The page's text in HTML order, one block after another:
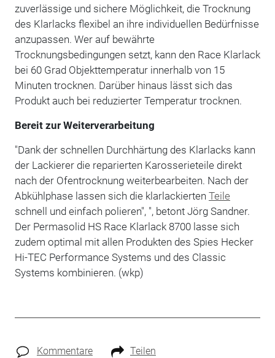
zuverlässige und sichere Möglichkeit, die Trocknung
des Klarlacks flexibel an ihre individuellen Bedürfnisse
anzupassen. Wer auf bewährte
Trocknungsbedingungen setzt, kann den Race Klarlack
bei 60 Grad Objekttemperatur innerhalb von 15
Minuten trocknen. Darüber hinaus lässt sich das
Produkt auch bei reduzierter Temperatur trocknen.
Bereit zur Weiterverarbeitung
"Dank der schnellen Durchhärtung des Klarlacks kann
der Lackierer die reparierten Karosserieteile direkt
nach der Ofentrocknung weiterbearbeiten. Nach der
Abkühlphase lassen sich die klarlackierten Teile
schnell und einfach polieren", ", betont Jörg Sandner.
Der Permasolid HS Race Klarlack 8700 lasse sich
zudem optimal mit allen Produkten des Spies Hecker
Hi-TEC Performance Systems und des Classic
Systems kombinieren. (wkp)
Kommentare Teilen